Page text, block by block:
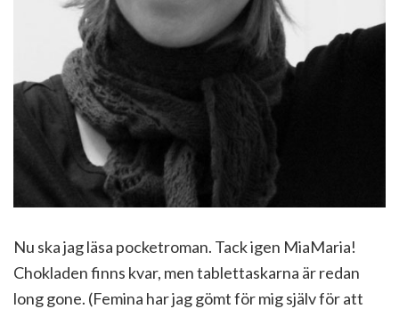
Nu ska jag läsa pocketroman. Tack igen MiaMaria!
Chokladen finns kvar, men tablettaskarna är redan
long gone. (Femina har jag gömt för mig själv för att